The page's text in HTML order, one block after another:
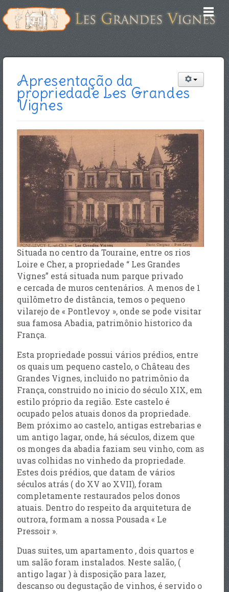
Apresentação da
propriedade Les Grandes
Vignes
Situada no centro da Touraine, entre os rios
Loire e Cher, a propriedade “ Les Grandes
Vignes” está situada num parque privado
e cercada de muros centenários. A menos de 1
quilômetro de distância, temos o pequeno
vilarejo de « Pontlevoy », onde se pode visitar
sua famosa Abadia, patrimônio historico da
França.
Esta propriedade possui vários prédios, entre
os quais um pequeno castelo, o Château des
Grandes Vignes, incluido no patrimônio da
França, construido no inicio do século XIX, em
estilo próprio da região. Este castelo é
ocupado pelos atuais donos da propriedade.
Bem próximo ao castelo, antigas estrebarias e
um antigo lagar, onde, há séculos, dizem que
os monges da abadia faziam seu vinho, com as
uvas colhidas no vinhedo da propriedade.
Estes dois prédios, que datam de vários
séculos atrás ( do XV ao XVII), foram
completamente restaurados pelos donos
atuais. Dentro do respeito da arquitetura de
outrora, formam a nossa Pousada « Le
Pressoir ».
Duas suites, um apartamento , dois quartos e
um salão foram instalados. Neste salão, (
antigo lagar ) à disposição para lazer,
descanso ou degustação de vinhos, é servido o